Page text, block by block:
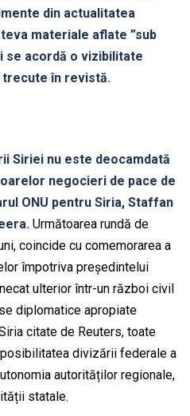
din actualitatea
materiale aflate ”sub
se acordă o vizibilitate
în revistă.
Siriei nu este deocamdată
negocieri de pace de
ONU pentru Siria, Staffan
Următoarea rundă de
coincide cu comemorarea a
împotriva președintelui
ulterior într-un război civil
diplomatice apropiate
citate de Reuters, toate
divizării federale a
autorităților regionale,
statale.